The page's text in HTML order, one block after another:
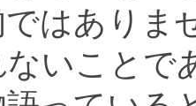
はありま
いことで